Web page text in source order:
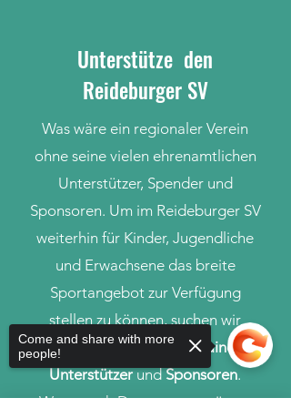
Unterstütze den
Reideburger SV
Was wäre ein regionaler Verein
ohne seine vielen ehrenamtlichen
Unterstützer, Spender und
Sponsoren. Um im Reideburger SV
weiterhin für Kinder, Jugendliche
und Erwachsene das breite
Sportangebot zur Verfügung
stellen zu können, suchen wir
ehrenamtliche Helfer
,Trainer ,
UnterstützerundSponsoren.
Wenn auch Du uns unterstützen
Come and share with more
people!